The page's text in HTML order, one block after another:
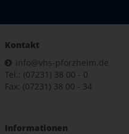
Kontakt
info@vhs-pforzheim.de
Tel.: (07231) 38 00 - 0
Fax: (07231) 38 00 - 34
Informationen